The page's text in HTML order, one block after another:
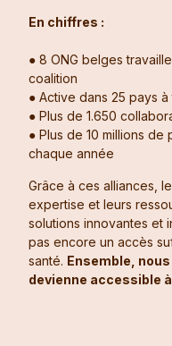
En chiffres :
● 8 ONG belges
coalition
● Active dans 25 pays
● Plus de 1.650
● Plus de 10 millions
chaque année
Grâce à ces alliances,
expertise et leurs
solutions innovantes et
pas encore un accès
santé. Ensemble,
devienne accessible